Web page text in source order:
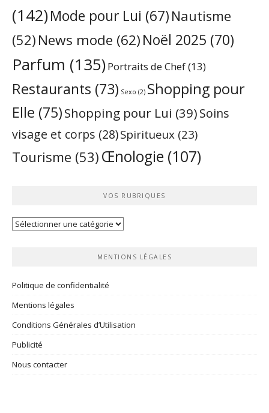
(142)Mode pour Lui (67) Nautisme
(52) News mode (62)Noël 2025 (70)
Parfum (135)Portraits de Chef(13)
Restaurants (73) Sexo (2) Shopping pour
Elle (75)Shopping pour Lui (39)Soins
visage et corps (28)Spiritueux (23)
Tourisme (53) Œnologie (107)
VOS RUBRIQUES
Vos
MENTIONS LÉGALES
Politique de confidentialité
Mentions légales
Conditions Générales d’Utilisation
Publicité
Nous contacter